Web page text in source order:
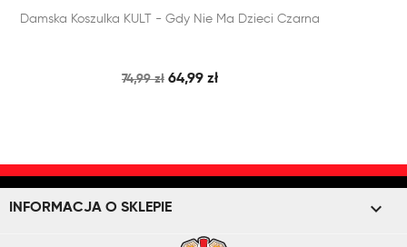
DODAJ DO KOSZYKA  SZYBKI PODGLĄD
Damska Koszulka KULT - Gdy Nie Ma Dzieci Czarna
74,99 zł 64,99 zł
INFORMACJA O SKLEPIE keyboard_arrow_down